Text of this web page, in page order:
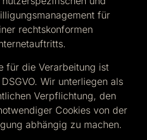
für
rechtskonformen
für die Verarbeitung ist
Wir unterliegen als
Verpflichtung, den
Cookies von der
abhängig zu machen.